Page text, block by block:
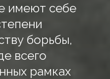
имеют себе
борьбы,
всего
рамках